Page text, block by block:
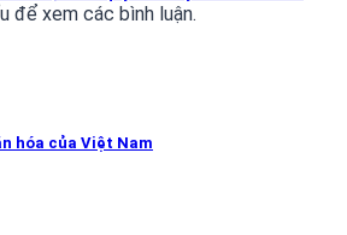
để xem các bình luận.
hóa của Việt Nam